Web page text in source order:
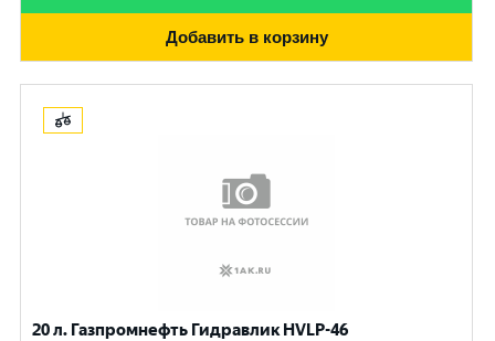
Добавить в корзину
20 л. Газпромнефть Гидравлик HVLP-46